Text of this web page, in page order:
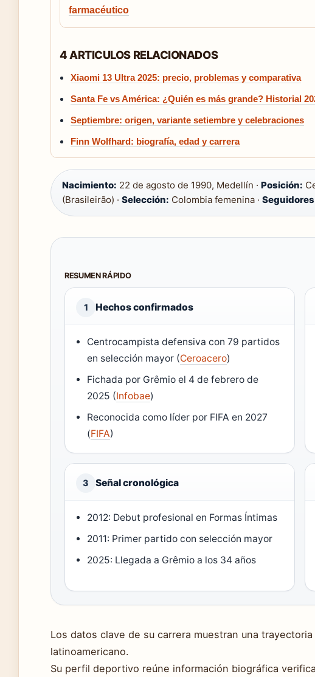
farmacéutico
4 ARTICULOS RELACIONADOS
Xiaomi 13 Ultra 2025: precio, problemas y comparativa
Santa Fe vs América: ¿Quién es más grande? Historial
Septiembre: origen, variante setiembre y celebraciones
Finn Wolfhard: biografía, edad y carrera
Nacimiento: 22 de agosto de 1990, Medellín · Posición:
(Brasileirão) · Selección: Colombia femenina ·
RESUMEN RÁPIDO
1 Hechos confirmados
Centrocampista defensiva con 79 partidos
en selección mayor (Ceroacero)
Fichada por Grêmio el 4 de febrero de
2025 (Infobae)
Reconocida como líder por FIFA en 2027
(FIFA)
3 Señal cronológica
2012: Debut profesional en Formas Íntimas
2011: Primer partido con selección mayor
2025: Llegada a Grêmio a los 34 años
Los datos clave de su carrera muestran una
latinoamericano.
Su perfil deportivo reúne información biográfica